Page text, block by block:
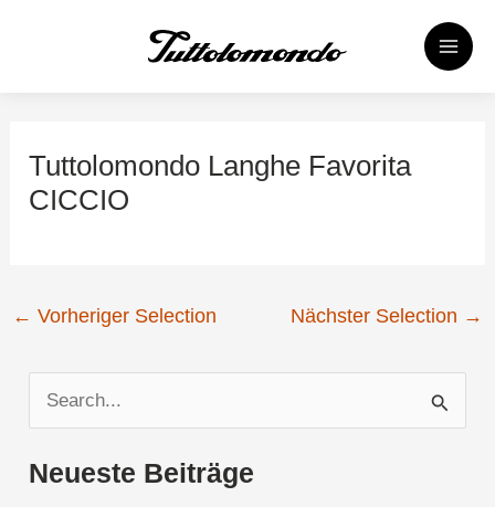
Tuttolomondo Langhe Favorita
CICCIO
← Vorheriger Selection Nächster Selection →
c
Neueste Beiträge